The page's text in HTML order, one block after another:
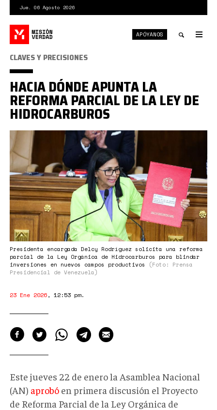
contenido
principal
Jue. 06 Agosto 2026
APÓYANOS
Presidenta
Encargada
Delcy
Rodríguez
solicita
reforma
de
la
Ley
de
para
blindar
inversiones
en
nuevos
campos
productivos
Presidenta encargada Delcy Rodríguez solicita una reforma
parcial de la Ley Orgánica de Hidrocarburos para blindar
inversiones en nuevos campos productivos
(Foto: Prensa
Presidencial de Venezuela)
CLAVES Y PRECISIONES
HACIA DÓNDE APUNTA LA
REFORMA PARCIAL DE LA LEY DE
HIDROCARBUROS
23 Ene 2026, 12:53 pm.
Este jueves 22 de enero la Asamblea Nacional
(AN) aprobó en primera discusión el Proyecto
de Reforma Parcial de la Ley Orgánica de